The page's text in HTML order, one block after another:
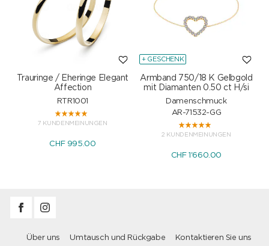
Trauringe / Eheringe Elegant
Affection
RTR1001
7 KUNDENMEINUNGEN
CHF 995.00
+ GESCHENK
Armband 750/18 K Gelbgold
mit Diamanten 0.50 ct H/si
Damenschmuck
AR-71532-GG
2 KUNDENMEINUNGEN
CHF 1'660.00
Über uns Umtausch und Rückgabe Kontaktieren Sie uns